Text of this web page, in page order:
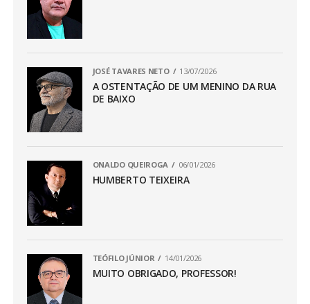
JOSÉ TAVARES NETO 13/07/2026
A OSTENTAÇÃO DE UM MENINO DA RUA
DE BAIXO
ONALDO QUEIROGA 06/01/2026
HUMBERTO TEIXEIRA
TEÓFILO JÚNIOR 14/01/2026
MUITO OBRIGADO, PROFESSOR!